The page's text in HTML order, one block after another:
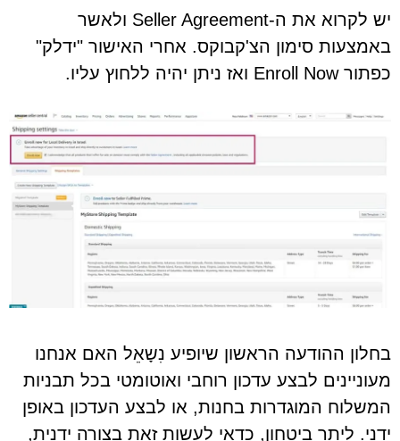
יש לקרוא את ה-Seller Agreement ולאשר
באמצעות סימון הצ'קבוקס. אחרי האישור "ידלק"
כפתור Enroll Now ואז ניתן יהיה ללחוץ עליו.
בחלון ההודעה הראשון שיופיע נִשָאֵל האם אנחנו
מעוניינים לבצע עדכון רוחבי ואוטומטי בכל תבניות
המשלוח המוגדרות בחנות, או לבצע העדכון באופן
ידני. ליתר ביטחון, כדאי לעשות זאת בצורה ידנית,